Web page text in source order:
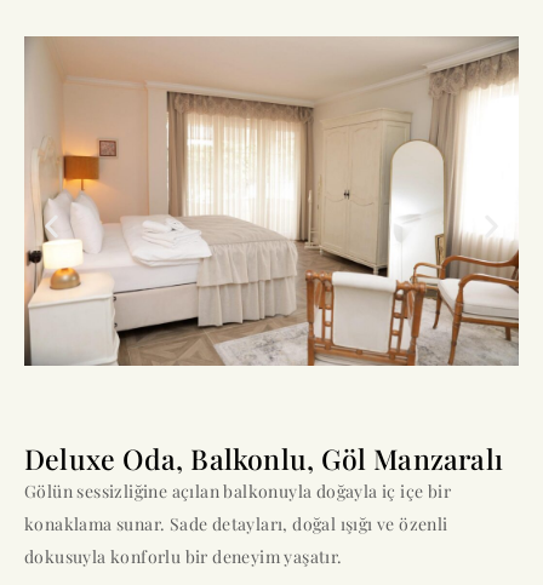
Deluxe Oda, Balkonlu, Göl Manzaralı
Gölün sessizliğine açılan balkonuyla doğayla iç içe bir
konaklama sunar. Sade detayları, doğal ışığı ve özenli
dokusuyla konforlu bir deneyim yaşatır.